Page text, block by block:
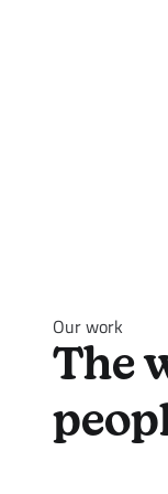
Our work
The